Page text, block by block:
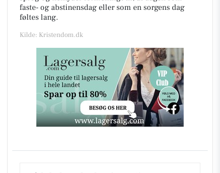
faste- og abstinensdag eller som en sorgens dag
føltes lang.
Kilde: Kristendom.dk